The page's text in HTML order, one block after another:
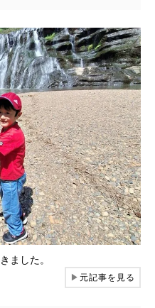
ました。
▶元記事を見る